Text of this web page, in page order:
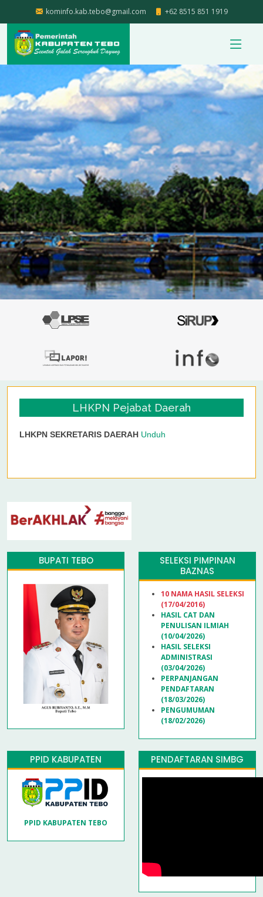
kominfo.kab.tebo@gmail.com +62 8515 851 1919
LHKPN Pejabat Daerah
LHKPN SEKRETARIS DAERAH Unduh
BUPATI TEBO
SELEKSI PIMPINAN
BAZNAS
10 NAMA HASIL SELEKSI
(17/04/2016)
HASIL CAT DAN
PENULISAN ILMIAH
(10/04/2026)
HASIL SELEKSI
ADMINISTRASI
(03/04/2026)
PERPANJANGAN
PENDAFTARAN
(18/03/2026)
PENGUMUMAN
(18/02/2026)
PPID KABUPATEN
PPID KABUPATEN TEBO
PENDAFTARAN SIMBG